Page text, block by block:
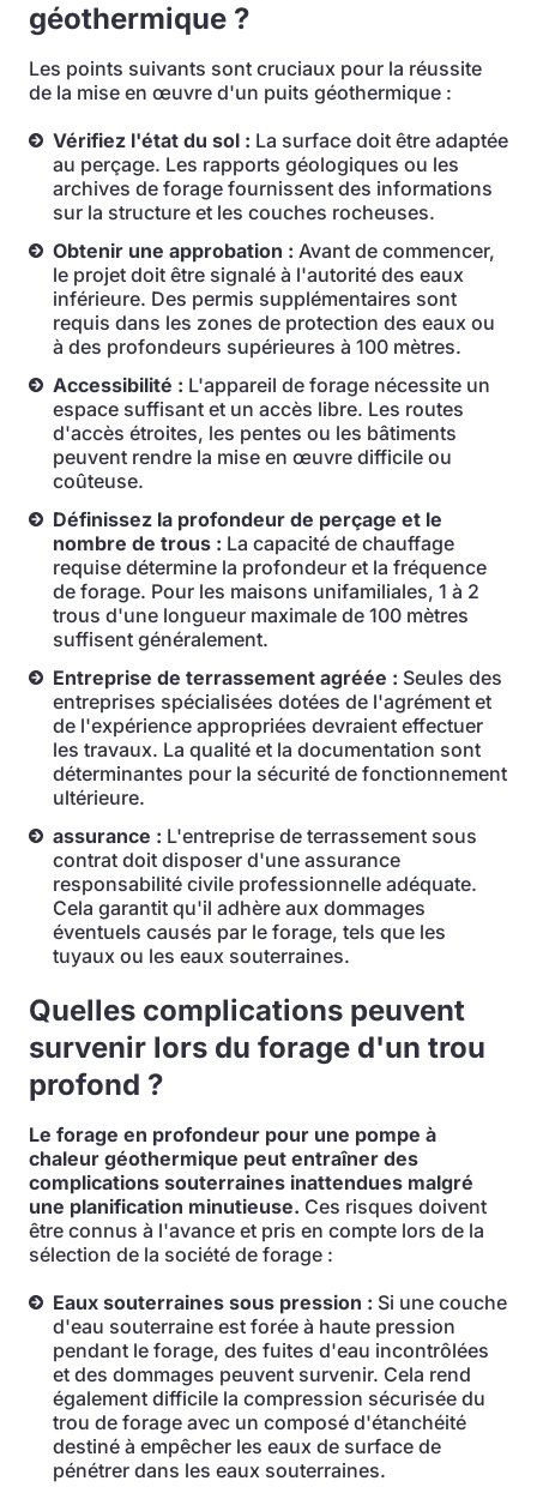
géothermique ?
Les points suivants sont cruciaux pour la réussite
de la mise en œuvre d'un puits géothermique :
Vérifiez l'état du sol : La surface doit être adaptée
au perçage. Les rapports géologiques ou les
archives de forage fournissent des informations
sur la structure et les couches rocheuses.
Obtenir une approbation : Avant de commencer,
le projet doit être signalé à l'autorité des eaux
inférieure. Des permis supplémentaires sont
requis dans les zones de protection des eaux ou
à des profondeurs supérieures à 100 mètres.
Accessibilité : L'appareil de forage nécessite un
espace suffisant et un accès libre. Les routes
d'accès étroites, les pentes ou les bâtiments
peuvent rendre la mise en œuvre difficile ou
coûteuse.
Définissez la profondeur de perçage et le
nombre de trous : La capacité de chauffage
requise détermine la profondeur et la fréquence
de forage. Pour les maisons unifamiliales, 1 à 2
trous d'une longueur maximale de 100 mètres
suffisent généralement.
Entreprise de terrassement agréée : Seules des
entreprises spécialisées dotées de l'agrément et
de l'expérience appropriées devraient effectuer
les travaux. La qualité et la documentation sont
déterminantes pour la sécurité de fonctionnement
ultérieure.
assurance : L'entreprise de terrassement sous
contrat doit disposer d'une assurance
responsabilité civile professionnelle adéquate.
Cela garantit qu'il adhère aux dommages
éventuels causés par le forage, tels que les
tuyaux ou les eaux souterraines.
Quelles complications peuvent
survenir lors du forage d'un trou
profond ?
Le forage en profondeur pour une pompe à
chaleur géothermique peut entraîner des
complications souterraines inattendues malgré
une planification minutieuse. Ces risques doivent
être connus à l'avance et pris en compte lors de la
sélection de la société de forage :
Eaux souterraines sous pression : Si une couche
d'eau souterraine est forée à haute pression
pendant le forage, des fuites d'eau incontrôlées
et des dommages peuvent survenir. Cela rend
également difficile la compression sécurisée du
trou de forage avec un composé d'étanchéité
destiné à empêcher les eaux de surface de
pénétrer dans les eaux souterraines.